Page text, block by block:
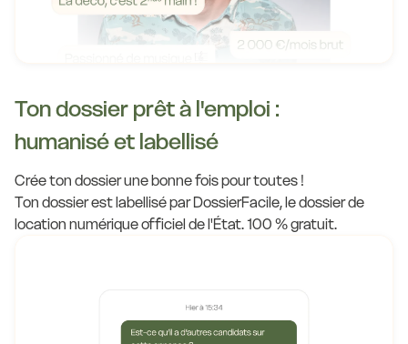
Ton dossier prêt à l'emploi :
humanisé et labellisé
Crée ton dossier une bonne fois pour toutes !
Ton dossier est labellisé par DossierFacile, le dossier de
location numérique officiel de l'État. 100 % gratuit.